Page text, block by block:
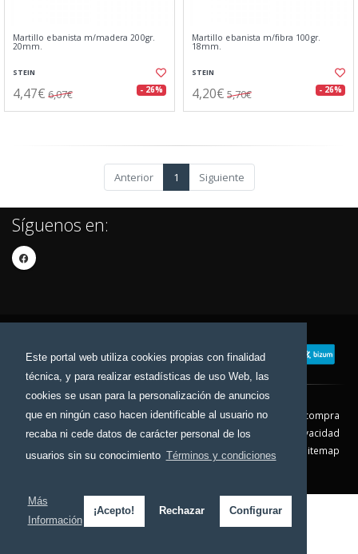
Este portal web utiliza cookies propias con finalidad
técnica, y para realizar estadísticas de uso Web, las
cookies se usan para la personalización de anuncios
que en ningún caso hacen identificable al usuario no
recaba ni cede datos de carácter personal de los
usuarios sin su conocimiento Términos y condiciones
Más
Información
¡Acepto! Rechazar Configurar
Martillo ebanista m/madera 200gr.
20mm.
STEIN
4,47€ 6,07€ - 26%
Martillo ebanista m/fibra 100gr.
18mm.
STEIN
4,20€ 5,70€ - 26%
Anterior 1 Siguiente
Síguenos en:
Contacto Aviso Legal
Condiciones de compra
Política de envíos
Política de devolución
Política de Privacidad
Política de Cookies
Sitemap